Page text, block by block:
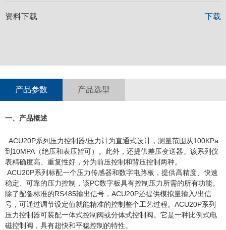
资料下载 下载
产品参数 产品选型
一、产品概述
ACU20P系列压力控制器/压力计为直通式设计，测量范围从100KPa
到10MPA（绝压和表压皆可）。此外，还提供差压变送器。该系列仪
表精确度高、重复性好，分为前压控制和背压控制两种。
ACU20P系列标配一个压力传感器和数字电路板，提供高精度、快速
稳定、可靠的压力控制，该PC数字板具有控制压力所需的所有功能。
除了配备标准的RS485输出信号，ACU20P还提供模拟量输入/出信
号，可通过调节设定值就能精准的控制整个工艺过程。ACU20P系列
压力控制器可装配一体式控制阀或分体式控制阀。它是一种比例式电
磁控制阀，具有超快和平稳控制的特性。